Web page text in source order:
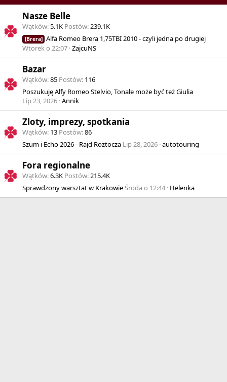
Nasze Belle
Wątków 5.1K Postów 239.1K
[Brera] Alfa Romeo Brera 1,75TBI 2010 - czyli jedna po drugiej
Wtorek o 22:07 ZajcuNS
Bazar
Wątków 85 Postów 116
Poszukuję Alfy Romeo Stelvio, Tonale może być też Giulia
Lip 23, 2026 Annik
Zloty, imprezy, spotkania
Wątków 13 Postów 86
Szum i Echo 2026 - Rajd Roztocza Lip 28, 2026 autotouring
Fora regionalne
Wątków 6.3K Postów 215.4K
Sprawdzony warsztat w KrakowieŚroda o 12:44 Helenka